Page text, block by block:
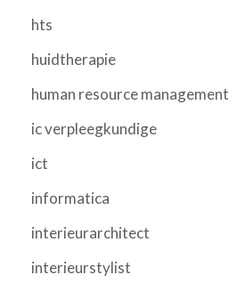
hts
huidtherapie
human resource management
ic verpleegkundige
ict
informatica
interieurarchitect
interieurstylist